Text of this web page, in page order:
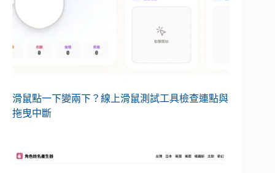
滑鼠點一下變兩下？線上滑鼠測試工具檢查連點與
拖曳中斷